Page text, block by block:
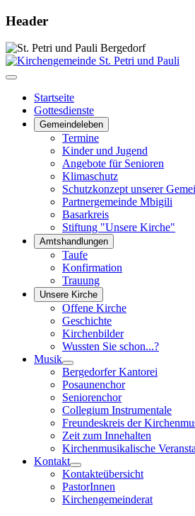
Header
Startseite
Gottesdienste
Gemeindeleben
Termine
Kinder und Jugend
Angebote für Senioren
Klimaschutz
Schutzkonzept unserer
Partnergemeinde Mbigili
Basarkreis
Stiftung "Unsere Kirche"
Amtshandlungen
Taufe
Konfirmation
Trauung
Unsere Kirche
Offene Kirche
Geschichte
Kirchenbilder
Wussten Sie schon...?
Musik
Bergedorfer Kantorei
Posaunenchor
Seniorenchor
Collegium Instrumentale
Freundeskreis der
Zeit zum Innehalten
Kirchenmusikalische
Kontakt
Kontakteübersicht
PastorInnen
Kirchengemeinderat